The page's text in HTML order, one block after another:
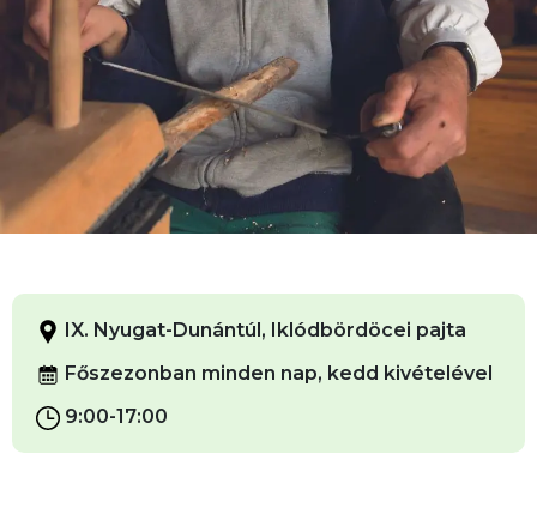
IX. Nyugat-Dunántúl, Iklódbördöcei pajta
Főszezonban minden nap, kedd kivételével
9:00-17:00